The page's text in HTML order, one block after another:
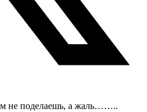
не поделаешь, а жаль……..